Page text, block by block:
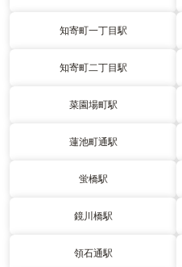
知寄町一丁目駅
知寄町二丁目駅
菜園場町駅
蓮池町通駅
蛍橋駅
鏡川橋駅
領石通駅